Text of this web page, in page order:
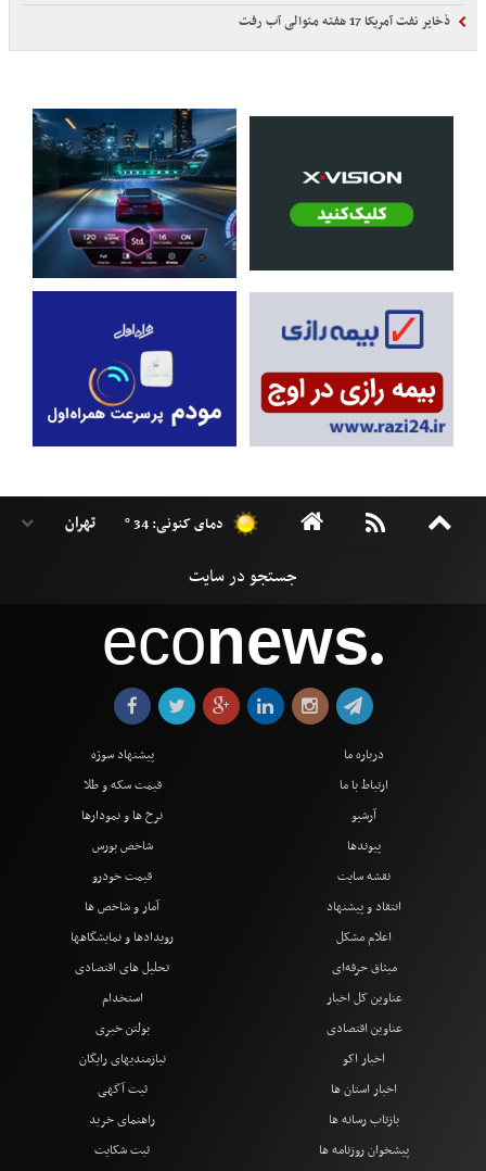
ذخایر نفت آمریکا 17 هفته متوالی آب رفت
دمای کنونی: 34 °
econews●
درباره ما
ارتباط با ما
آرشیو
پیوندها
نقشه سایت
انتقاد و پیشنهاد
اعلام مشکل
میثاق حرفه‌ای
پیشنهاد سوژه
قیمت سکه و طلا
نرخ ها و نمودارها
شاخص بورس
قیمت خودرو
آمار و شاخص ها
رویدادها و نمایشگاهها
تحلیل های اقتصادی
عناوین کل اخبار
عناوین اقتصادی
اخبار اکو
اخبار استان ها
بازتاب رسانه ها
پیشخوان روزنامه ها
استخدام
بولتن خبری
نیازمندیهای رایگان
ثبت آگهی
راهنمای خرید
ثبت شکایت